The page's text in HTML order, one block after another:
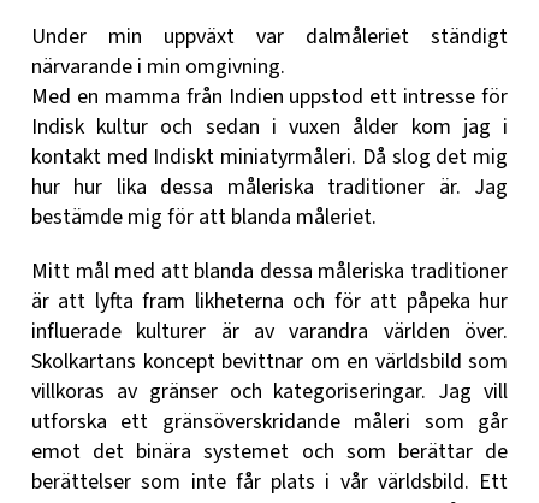
Under min uppväxt var dalmåleriet ständigt
närvarande i min omgivning.
Med en mamma från Indien uppstod ett intresse för
Indisk kultur och sedan i vuxen ålder kom jag i
kontakt med Indiskt miniatyrmåleri. Då slog det mig
hur hur lika dessa måleriska traditioner är. Jag
bestämde mig för att blanda måleriet.
Mitt mål med att blanda dessa måleriska traditioner
är att lyfta fram likheterna och för att påpeka hur
influerade kulturer är av varandra världen över.
Skolkartans koncept bevittnar om en världsbild som
villkoras av gränser och kategoriseringar. Jag vill
utforska ett gränsöverskridande måleri som går
emot det binära systemet och som berättar de
berättelser som inte får plats i vår världsbild. Ett